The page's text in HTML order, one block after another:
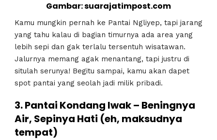
Gambar: suarajatimpost.com
Kamu mungkin pernah ke Pantai Ngliyep, tapi jarang
yang tahu kalau di bagian timurnya ada area yang
lebih sepi dan gak terlalu tersentuh wisatawan.
Jalurnya memang agak menantang, tapi justru di
situlah serunya! Begitu sampai, kamu akan dapet
spot pantai yang seolah jadi milik pribadi.
3. Pantai Kondang Iwak – Beningnya
Air, Sepinya Hati (eh, maksudnya
tempat)